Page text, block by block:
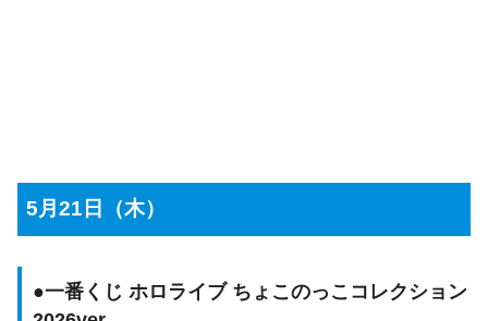
5月21日（木）
●一番くじ ホロライブ ちょこのっこコレクション